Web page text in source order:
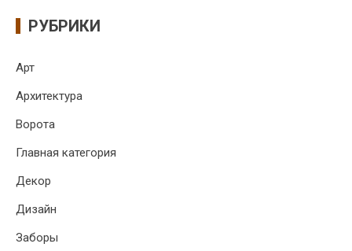
РУБРИКИ
Арт
Архитектура
Ворота
Главная категория
Декор
Дизайн
Заборы